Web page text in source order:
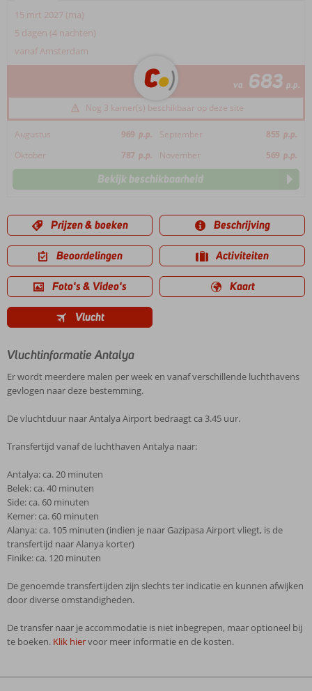
15 mrt 2027 (ma)
5 dagen (4 nachten)
vanaf Amsterdam
va 683 p.p.
Nog 3 kamer(s) beschikbaar op deze site
Augustus 969 p.p. September 855 p.p.
Oktober
787 p.p. November 569 p.p.
Bekijk beschikbaarheid
Prijzen & boeken Beschrijving
Beoordelingen Activiteiten
Foto's & Video's Kaart
Vlucht
Vluchtinformatie Antalya
Er wordt meerdere malen per week en vanaf verschillende luchthavens
gevlogen naar deze bestemming.
De vluchtduur naar Antalya Airport bedraagt ca 3.45 uur.
Transfertijd vanaf de luchthaven Antalya naar:
Antalya: ca. 20 minuten
Belek: ca. 40 minuten
Side: ca. 60 minuten
Kemer: ca. 60 minuten
Alanya: ca. 105 minuten (indien je naar Gazipasa Airport vliegt, is de
transfertijd naar Alanya korter)
Finike: ca. 120 minuten
De genoemde transfertijden zijn slechts ter indicatie en kunnen afwijken
door diverse omstandigheden.
De transfer naar je accommodatie is niet inbegrepen, maar optioneel bij
te boeken. Klik hiervoor meer informatie en de kosten.